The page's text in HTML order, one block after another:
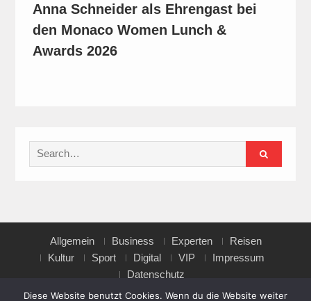
Anna Schneider als Ehrengast bei
den Monaco Women Lunch &
Awards 2026
Search
for:
Allgemein Business Experten
Reisen
Kultur
Sport Digital VIP
Impressum
Datenschutz
Diese Website benutzt Cookies. Wenn du die Website weiter